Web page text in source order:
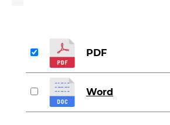
PDF
Word